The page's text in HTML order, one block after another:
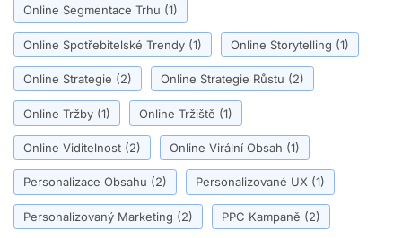
Online Segmentace Trhu (1)
Online Spotřebitelské Trendy (1) Online Storytelling (1)
Online Strategie (2) Online Strategie Růstu (2)
Online Tržby (1) Online Tržiště (1)
Online Viditelnost (2) Online Virální Obsah (1)
Personalizace Obsahu (2) Personalizované UX (1)
Personalizovaný Marketing (2) PPC Kampaně (2)